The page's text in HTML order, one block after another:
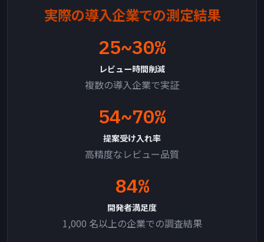
実際の導入企業での測定結果
25~30%
レビュー時間削減
複数の導入企業で実証
54~70%
提案受け入れ率
高精度なレビュー品質
84%
開発者満足度
1,000 名以上の企業での調査結果